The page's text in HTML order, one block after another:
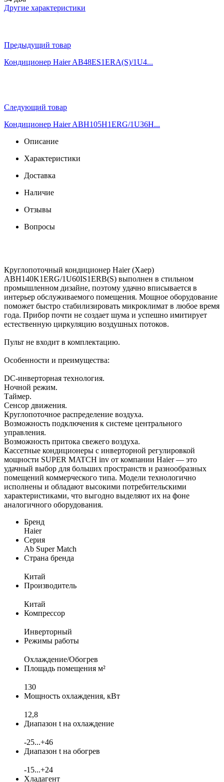
Другие характеристики
Предыдущий товар
Кондиционер Haier AB48ES1ERA(S)/1U4...
Следующий товар
Кондиционер Haier ABH105H1ERG/1U36H...
Описание
Характеристики
Доставка
Наличие
Отзывы
Вопросы
Круглопоточный кондиционер Haier (Хаер)
ABH140K1ERG/1U60IS1ERB(S) выполнен в стильном
промышленном дизайне, поэтому удачно вписывается в
интерьер обслуживаемого помещения. Мощное оборудование
поможет быстро стабилизировать микроклимат в любое время
года. Прибор почти не создает шума и успешно имитирует
естественную циркуляцию воздушных потоков.
Пульт не входит в комплектацию.
Особенности и преимущества:
DC-инверторная технология.
Ночной режим.
Таймер.
Сенсор движения.
Круглопоточное распределение воздуха.
Возможность подключения к системе центрального
управления.
Возможность притока свежего воздуха.
Кассетные кондиционеры с инверторной регулировкой
мощности SUPER MATCH inv от компании Haier — это
удачный выбор для больших пространств и разнообразных
помещений коммерческого типа. Модели технологично
исполнены и обладают высокими потребительскими
характеристиками, что выгодно выделяют их на фоне
аналогичного оборудования.
Бренд
Haier
Серия
Ab Super Match
Страна бренда
Китай
Производитель
Китай
Компрессор
Инверторный
Режимы работы
Охлаждение/Обогрев
Площадь помещения м²
130
Мощность охлаждения, кВт
12,8
Диапазон t на охлаждение
-25...+46
Диапазон t на обогрев
-15...+24
Хладагент